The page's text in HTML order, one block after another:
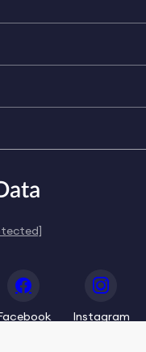
Instagram